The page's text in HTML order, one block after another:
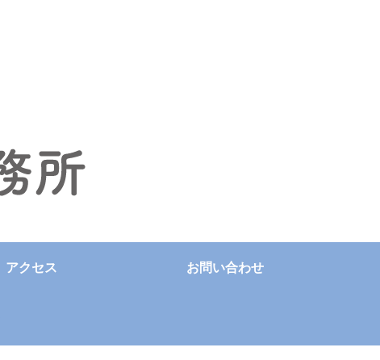
アクセス お問い合わせ